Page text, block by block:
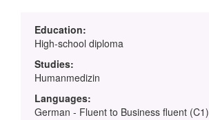
Education:
High-school diploma
Studies:
Humanmedizin
Languages:
German - Fluent to Business fluent (C1)